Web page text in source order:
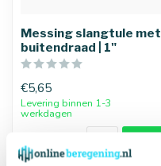
Messing slangtule met
buitendraad | 1"
€5,65
Levering binnen 1-3
werkdagen